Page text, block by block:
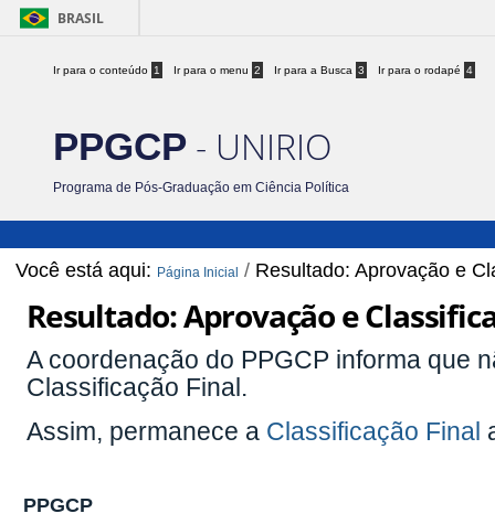
BRASIL
Ir para o conteúdo 1 Ir para o menu 2 Ir para a Busca 3 Ir para o rodapé 4
PPGCP - UNIRIO
Programa de Pós-Graduação em Ciência Política
Você está aqui: Página Inicial / Resultado: Aprovação e
Resultado: Aprovação e
A coordenação do PPGCP informa que
Classificação Final.
Assim, permanece a Classificação Final
PPGCP